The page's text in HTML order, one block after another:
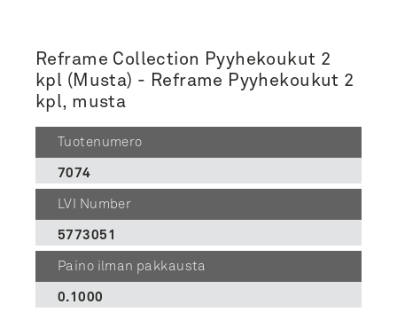
Reframe Collection Pyyhekoukut 2
kpl (Musta) - Reframe Pyyhekoukut 2
kpl, musta
Tuotenumero
7074
LVI Number
5773051
Paino ilman pakkausta
0.1000